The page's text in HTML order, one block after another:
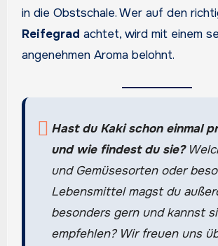
in die Obstschale. Wer auf den
Reifegrad achtet, wird mit einem
angenehmen Aroma belohnt.
Hast du Kaki schon einmal
und wie findest du sie?
und Gemüsesorten oder
Lebensmittel magst du
besonders gern und kannst
empfehlen? Wir freuen uns